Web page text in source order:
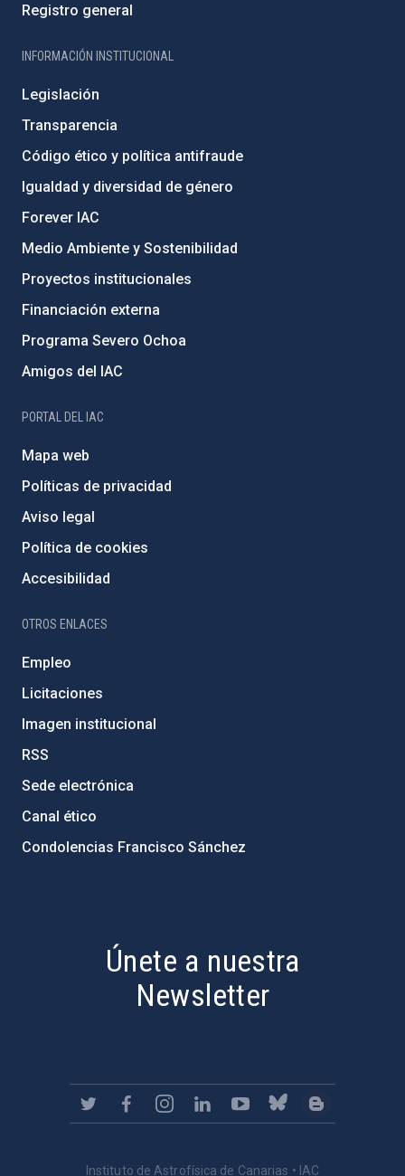
Registro general
INFORMACIÓN INSTITUCIONAL
Legislación
Transparencia
Código ético y política antifraude
Igualdad y diversidad de género
Forever IAC
Medio Ambiente y Sostenibilidad
Proyectos institucionales
Financiación externa
Programa Severo Ochoa
Amigos del IAC
PORTAL DEL IAC
Mapa web
Políticas de privacidad
Aviso legal
Política de cookies
Accesibilidad
OTROS ENLACES
Empleo
Licitaciones
Imagen institucional
RSS
Sede electrónica
Canal ético
Condolencias Francisco Sánchez
Únete a nuestra
Newsletter
Instituto de Astrofísica de Canarias • IAC